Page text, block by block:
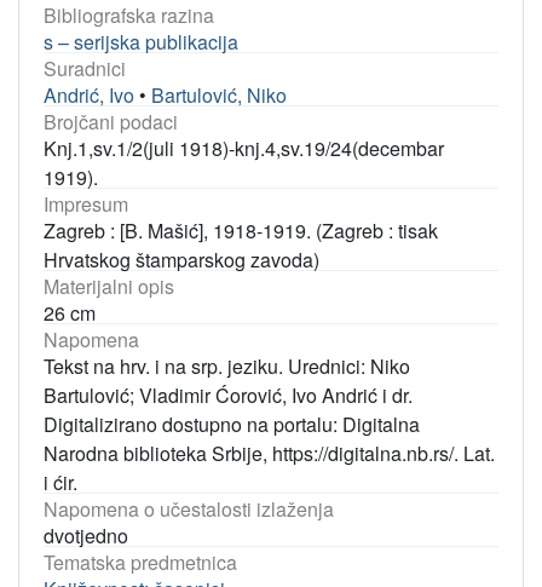
Bibliografska razina
s – serijska publikacija
Suradnici
Andrić, Ivo • Bartulović, Niko
Brojčani podaci
Knj.1,sv.1/2(juli 1918)-knj.4,sv.19/24(decembar
1919).
Impresum
Zagreb : [B. Mašić], 1918-1919. (Zagreb : tisak
Hrvatskog štamparskog zavoda)
Materijalni opis
26 cm
Napomena
Tekst na hrv. i na srp. jeziku. Urednici: Niko
Bartulović; Vladimir Ćorović, Ivo Andrić i dr.
Digitalizirano dostupno na portalu: Digitalna
Narodna biblioteka Srbije, https://digitalna.nb.rs/. Lat.
i ćir.
Napomena o učestalosti izlaženja
dvotjedno
Tematska predmetnica